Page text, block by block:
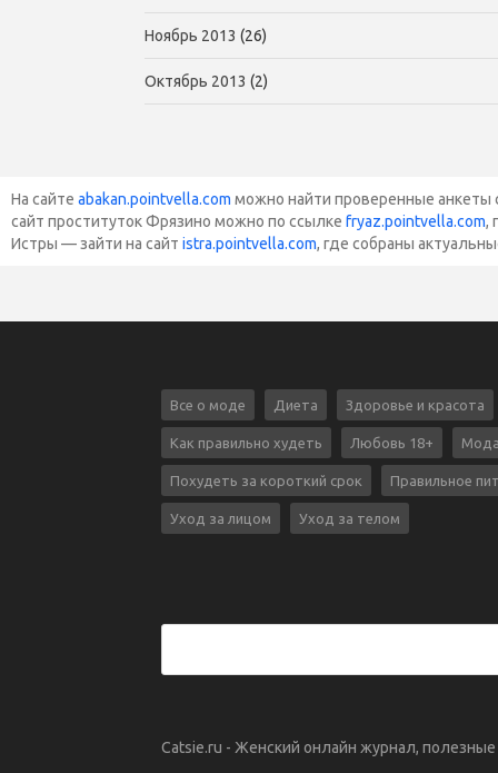
Ноябрь 2013 (26)
Октябрь 2013 (2)
На сайте abakan.pointvella.com можно найти проверенные анкеты
сайт проституток Фрязино можно по ссылке fryaz.pointvella.com,
Истры — зайти на сайт istra.pointvella.com, где собраны
Все о моде Диета Здоровье и красота
Как правильно худеть Любовь 18+
Похудеть за короткий срок Правильное
Уход за лицом Уход за телом
Catsie.ru - Женский онлайн журнал,